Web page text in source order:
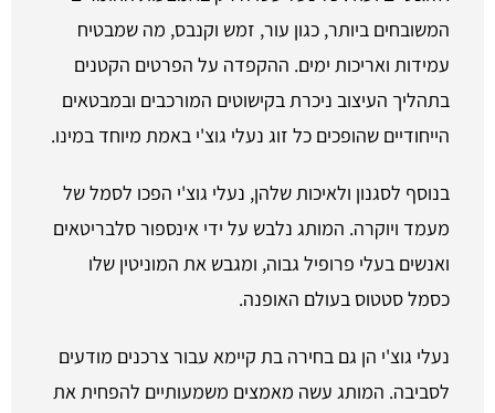
המשובחים ביותר, כגון עור, זמש וקנבס, מה שמבטיח
עמידות ואריכות ימים. ההקפדה על הפרטים הקטנים
בתהליך העיצוב ניכרת בקישוטים המורכבים ובמבטאים
הייחודיים שהופכים כל זוג נעלי גוצ'י באמת מיוחד במינו.
בנוסף לסגנון ולאיכות שלהן, נעלי גוצ'י הפכו לסמל של
מעמד ויוקרה. המותג נלבש על ידי אינספור סלבריטאים
ואנשים בעלי פרופיל גבוה, ומגבש את המוניטין שלו
כסמל סטטוס בעולם האופנה.
נעלי גוצ'י הן גם בחירה בת קיימא עבור צרכנים מודעים
לסביבה. המותג עשה מאמצים משמעותיים להפחית את